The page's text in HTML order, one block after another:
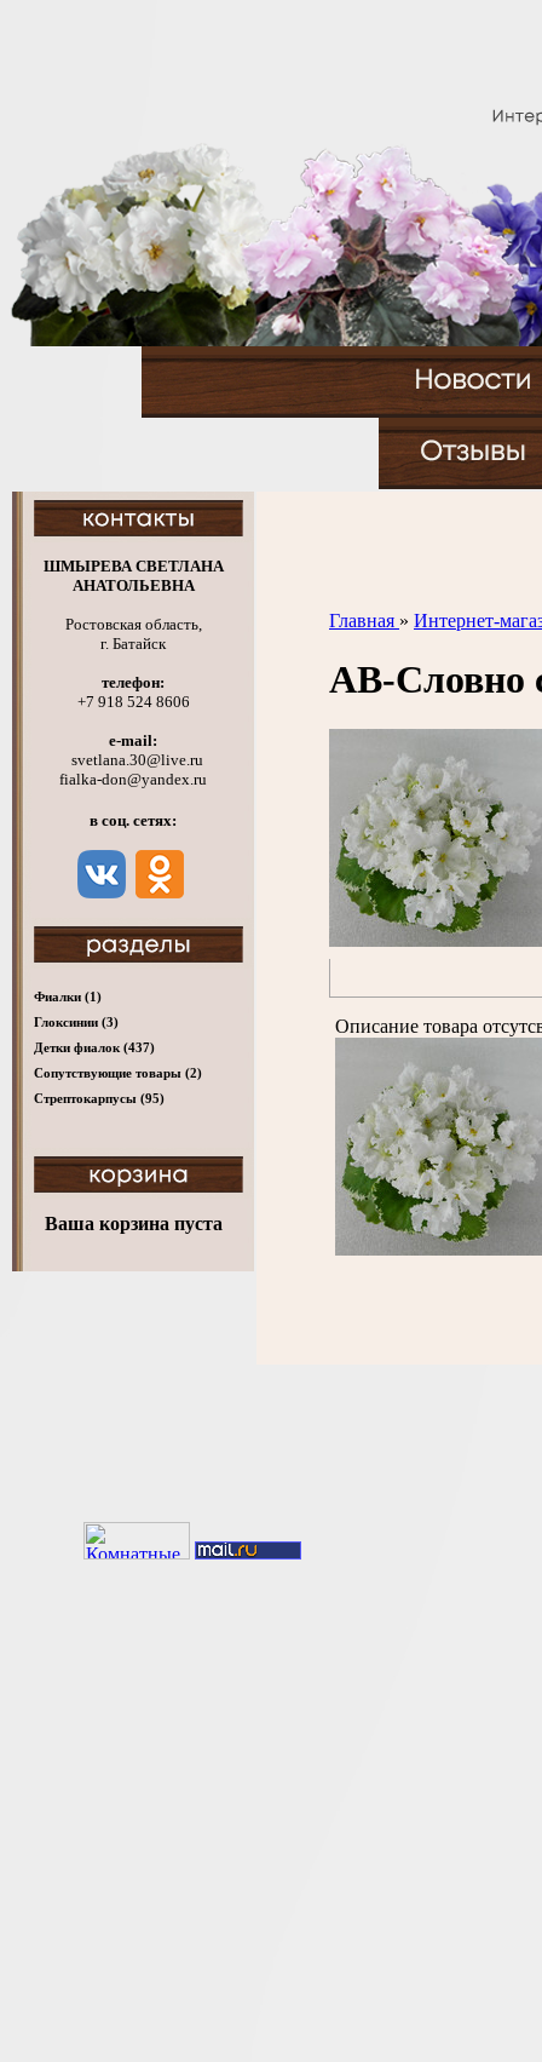
ШМЫРЕВА СВЕТЛАНА
АНАТОЛЬЕВНА
Ростовская область,
г. Батайск
телефон:
+7 918 524 8606
e-mail:
svetlana.30@live.ru
fialka-don@yandex.ru
в соц. сетях:
Фиалки (1)
Глоксинии (3)
Детки фиалок (437)
Cопутствующие товары (2)
Стрептокарпусы (95)
Ваша корзина пуста
Главная » Интернет-
АВ-
Описание товара